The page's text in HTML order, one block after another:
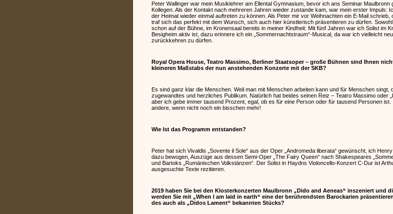
Peter Wallinger war mein Musiklehrer am Ellental Gymnasium, bevor ich ans Seminar
Kollegen. Als der Kontakt nach mehreren Jahren wieder zustande kam, war mein erster Impuls:
der Heimat wieder einmal auftreten zu können. Als Peter mir vor Weihnachten ein E-Mail
traf sich das perfekt mit dem Wunsch, sich auch hier künstlerisch präsentieren zu dürfen.
schon auf der Bühne, im Kronensaal bereits in meiner Kindheit: Mit fünf Jahren war ich Solist im
Besigheim aktiv ist, dazu erinnere ich ein „Sommernachtstraum“-Musical, da war ich vielleicht
zurückkehren zu dürfen.
Royal Opera House, Teatro Massimo, Berliner Staatsoper – große Bühnen sind Ihnen
kleineren Maßstabs der nun anstehenden Konzerte mit der SKB?
Es sind ganz klar die Menschen. Weil man mit Menschen arbeiten kann und für Menschen
zugewandtes und herzliches Publikum. Natürlich hat beides seinen Reiz – Teatro Massimo oder
aber ich gebe immer tausend Prozent, egal, ob es für eine Person oder für tausend Personen
andere, wenn nicht noch ein bisschen mehr!
Wie Ist das Programm entstanden?
Peter hat sich Vivaldis „Sovente il Sole“ aus der Oper „Andromeda liberata“ gewünscht, ich
dazu bewogen, Auszüge aus dessen Semi-Oper „The Fairy Queen“ nach Shakespeares
und Bartoks „Rumänischen Volkstänzen“. Der Solist in Haydns Violoncello-Konzert C-Dur ist
ausgesuchte Texte rezitieren.
2019 haben Sie bei den Klosterkonzerten Maulbronn „Dido and Aeneas“ inszeniert und
werden Sie mit „When I am laid in earth“ eine der berührendsten Barockarien
des auch als „Didos Lament“ bekannten Stücks?